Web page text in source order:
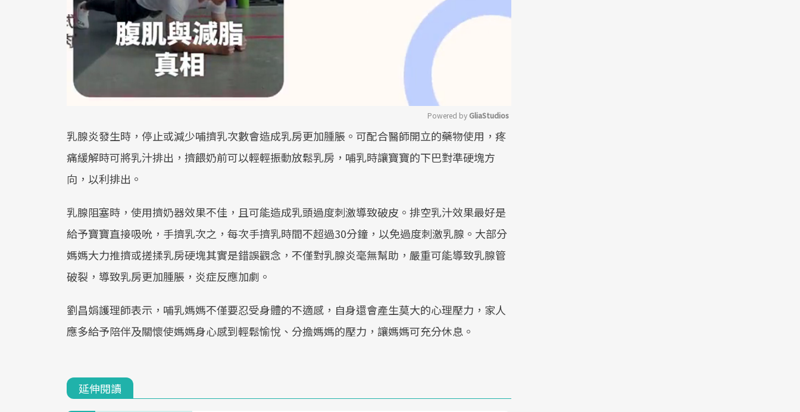
Mute
Powered by GliaStudios
乳腺炎發生時，停止或減少哺擠乳次數會造成乳房更加腫脹。可配合醫師開立的藥物使用，疼
痛緩解時可將乳汁排出，擠餵奶前可以輕輕振動放鬆乳房，哺乳時讓寶寶的下巴對準硬塊方
向，以利排出。
乳腺阻塞時，使用擠奶器效果不佳，且可能造成乳頭過度刺激導致破皮。排空乳汁效果最好是
給予寶寶直接吸吮，手擠乳次之，每次手擠乳時間不超過30分鐘，以免過度刺激乳腺。大部分
媽媽大力推擠或搓揉乳房硬塊其實是錯誤觀念，不僅對乳腺炎毫無幫助，嚴重可能導致乳腺管
破裂，導致乳房更加腫脹，炎症反應加劇。
劉昌娟護理師表示，哺乳媽媽不僅要忍受身體的不適感，自身還會產生莫大的心理壓力，家人
應多給予陪伴及關懷使媽媽身心感到輕鬆愉悅、分擔媽媽的壓力，讓媽媽可充分休息。
延伸閱讀